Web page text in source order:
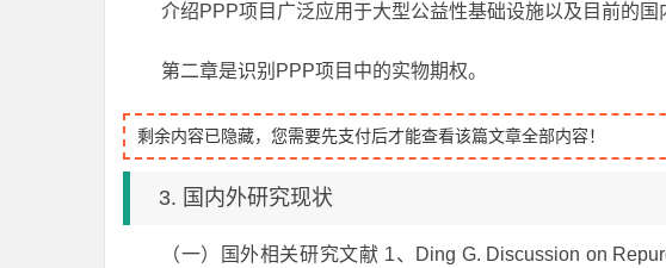
介绍PPP项目广泛应用于大型公益性基础设施以及目前的国
第二章是识别PPP项目中的实物期权。
剩余内容已隐藏，您需要先支付后才能查看该篇文章全部内容！
3. 国内外研究现状
（一）国外相关研究文献 1、Ding G. Discussion on